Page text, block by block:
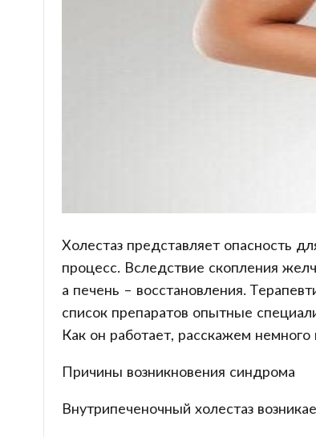
Холестаз представляет опасность
процесс. Вследствие скопления
а печень – восстановления.
список препаратов опытные
Как он работает, расскажем немного
Причины возникновения синдрома
Внутрипеченочный холестаз